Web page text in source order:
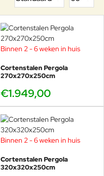
Binnen 2 - 6 weken in huis
Cortenstalen Pergola
270x270x250cm
€1.949,00
Binnen 2 - 6 weken in huis
Cortenstalen Pergola
320x320x250cm